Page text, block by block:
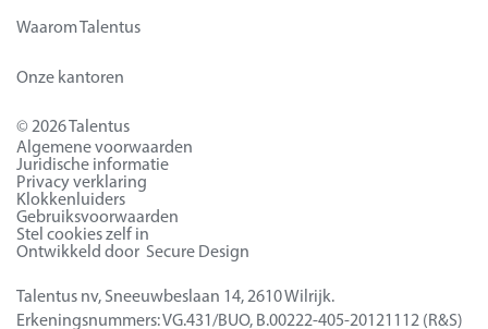
Waarom Talentus
Onze kantoren
© 2026 Talentus
Algemene voorwaarden
Juridische informatie
Privacy verklaring
Klokkenluiders
Gebruiksvoorwaarden
Stel cookies zelf in
Ontwikkeld door Secure Design
Talentus nv, Sneeuwbeslaan 14, 2610 Wilrijk.
Erkeningsnummers: VG.431/BUO, B.00222-405-20121112 (R&S)